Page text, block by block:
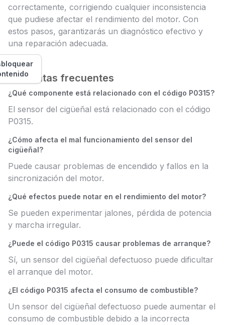
correctamente, corrigiendo cualquier inconsistencia
que pudiese afectar el rendimiento del motor. Con
estos pasos, garantizarás un diagnóstico efectivo y
una reparación adecuada.
Preguntas frecuentes
¿Qué componente está relacionado con el código P0315?
El sensor del cigüeñal está relacionado con el código
P0315.
¿Cómo afecta el mal funcionamiento del sensor del
cigüeñal?
Puede causar problemas de encendido y fallos en la
sincronización del motor.
¿Qué efectos puede notar en el rendimiento del motor?
Se pueden experimentar jalones, pérdida de potencia
y marcha irregular.
¿Puede el código P0315 causar problemas de arranque?
Sí, un sensor del cigüeñal defectuoso puede dificultar
el arranque del motor.
¿El código P0315 afecta el consumo de combustible?
Un sensor del cigüeñal defectuoso puede aumentar el
consumo de combustible debido a la incorrecta